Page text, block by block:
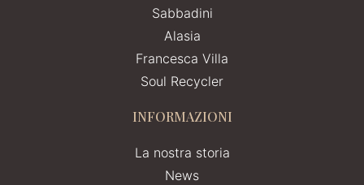
Sabbadini
Alasia
Francesca Villa
Soul Recycler
INFORMAZIONI
La nostra storia
News